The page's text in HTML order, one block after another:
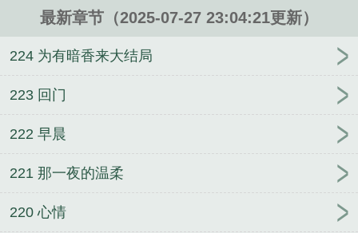
电子书小农民的幸福生活
幸福的小农民赵小刚
的小农民叶飞结局
幸福小农民
1080p 幸福的小农民最新章节
幸福小农民王小峰
活大海 幸福的小农民。在哪个APP能看?
幸福的小
幸福的小农民叶飞
幸福的
大全 幸福的小农民孙刚
幸福小农
民笔趣阁全文
电子书幸福小农
幸福小农民叶凡
幸福
最新章节（2025-07-27 23:04:21更新）
224 为有暗香来大结局
223 回门
222 早晨
221 那一夜的温柔
220 心情